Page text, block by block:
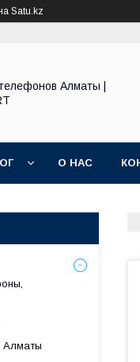
Satu.kz
Алматы |
О НАС
Алматы